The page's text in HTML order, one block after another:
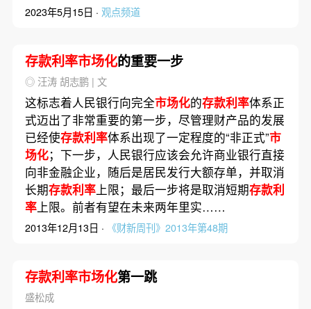
2023年5月15日 · 观点频道
存款利率市场化的重要一步
◎ 汪涛 胡志鹏 | 文
这标志着人民银行向完全市场化的存款利率体系正
式迈出了非常重要的第一步，尽管理财产品的发展
已经使存款利率体系出现了一定程度的“非正式”市
场化；下一步，人民银行应该会允许商业银行直接
向非金融企业，随后是居民发行大额存单，并取消
长期存款利率上限；最后一步将是取消短期存款利
率上限。前者有望在未来两年里实……
2013年12月13日 · 《财新周刊》2013年第48期
存款利率市场化第一跳
盛松成